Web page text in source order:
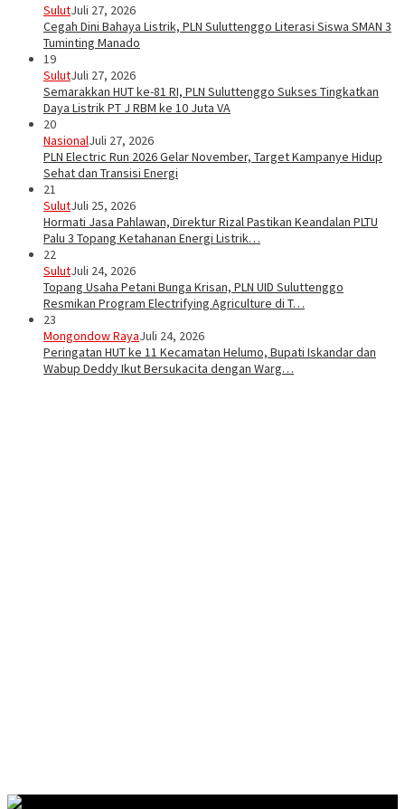
SulutJuli 27, 2026
Cegah Dini Bahaya Listrik, PLN Suluttenggo Literasi Siswa SMAN 3
Tuminting Manado
19
SulutJuli 27, 2026
Semarakkan HUT ke-81 RI, PLN Suluttenggo Sukses Tingkatkan
Daya Listrik PT J RBM ke 10 Juta VA
20
NasionalJuli 27, 2026
PLN Electric Run 2026 Gelar November, Target Kampanye Hidup
Sehat dan Transisi Energi
21
SulutJuli 25, 2026
Hormati Jasa Pahlawan, Direktur Rizal Pastikan Keandalan PLTU
Palu 3 Topang Ketahanan Energi Listrik…
22
SulutJuli 24, 2026
Topang Usaha Petani Bunga Krisan, PLN UID Suluttenggo
Resmikan Program Electrifying Agriculture di T…
23
Mongondow RayaJuli 24, 2026
Peringatan HUT ke 11 Kecamatan Helumo, Bupati Iskandar dan
Wabup Deddy Ikut Bersukacita dengan Warg…